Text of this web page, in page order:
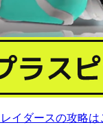
イダースの攻略は